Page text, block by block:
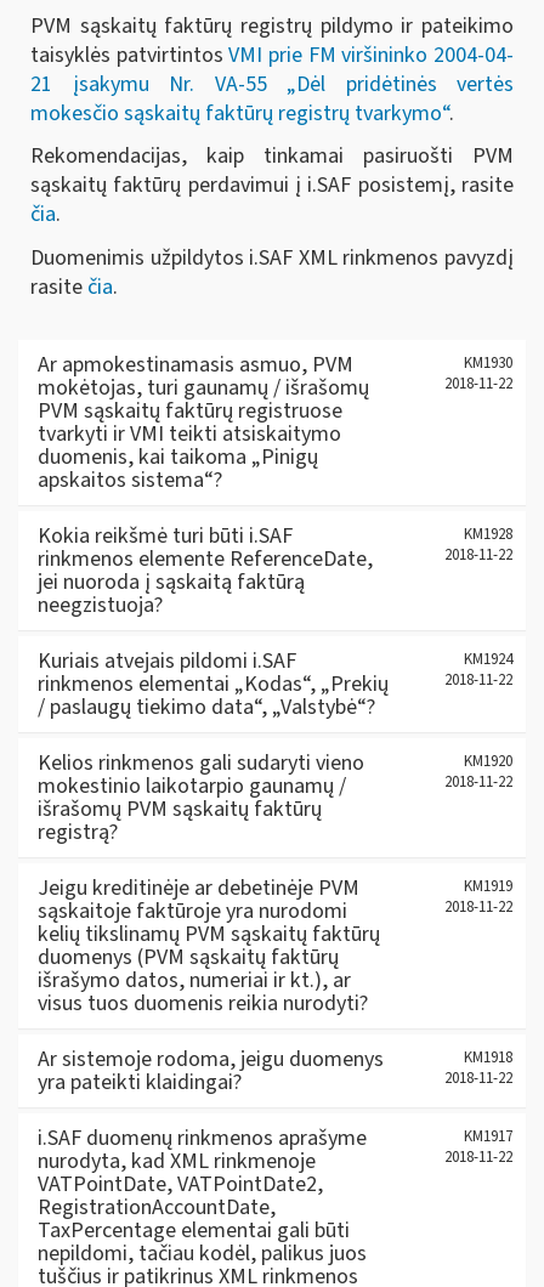
PVM sąskaitų faktūrų registrų pildymo ir pateikimo
taisyklės patvirtintosVMI prie FM viršininko 2004-04-
21 įsakymu Nr. VA-55 „Dėl pridėtinės vertės
mokesčio sąskaitų faktūrų registrų tvarkymo“.
Rekomendacijas, kaip tinkamai pasiruošti PVM
sąskaitų faktūrų perdavimui į i.SAF posistemį, rasite
čia.
Duomenimis užpildytos i.SAF XML rinkmenos pavyzdį
rasite čia.
Ar apmokestinamasis asmuo, PVM
mokėtojas, turi gaunamų / išrašomų
PVM sąskaitų faktūrų registruose
tvarkyti ir VMI teikti atsiskaitymo
duomenis, kai taikoma „Pinigų
apskaitos sistema“?
KM1930
2018-11-22
Kokia reikšmė turi būti i.SAF
rinkmenos elemente ReferenceDate,
jei nuoroda į sąskaitą faktūrą
neegzistuoja?
KM1928
2018-11-22
Kuriais atvejais pildomi i.SAF
rinkmenos elementai „Kodas“, „Prekių
/ paslaugų tiekimo data“, „Valstybė“?
KM1924
2018-11-22
Kelios rinkmenos gali sudaryti vieno
mokestinio laikotarpio gaunamų /
išrašomų PVM sąskaitų faktūrų
registrą?
KM1920
2018-11-22
Jeigu kreditinėje ar debetinėje PVM
sąskaitoje faktūroje yra nurodomi
kelių tikslinamų PVM sąskaitų faktūrų
duomenys (PVM sąskaitų faktūrų
išrašymo datos, numeriai ir kt.), ar
visus tuos duomenis reikia nurodyti?
KM1919
2018-11-22
Ar sistemoje rodoma, jeigu duomenys
yra pateikti klaidingai?
KM1918
2018-11-22
i.SAF duomenų rinkmenos aprašyme
nurodyta, kad XML rinkmenoje
VATPointDate, VATPointDate2,
RegistrationAccountDate,
TaxPercentage elementai gali būti
nepildomi, tačiau kodėl, palikus juos
tuščius ir patikrinus XML rinkmenos
KM1917
2018-11-22